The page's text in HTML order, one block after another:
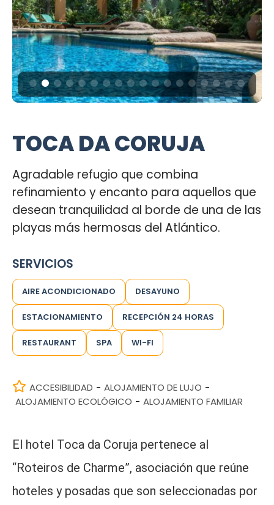
TOCA DA CORUJA
Agradable refugio que combina
refinamiento y encanto para aquellos que
desean tranquilidad al borde de una de las
playas más hermosas del Atlántico.
SERVICIOS
AIRE ACONDICIONADO DESAYUNO
ESTACIONAMIENTO RECEPCIÓN 24 HORAS
RESTAURANT SPA WI-FI
ACCESIBILIDAD - ALOJAMIENTO DE LUJO -
ALOJAMIENTO ECOLÓGICO - ALOJAMIENTO FAMILIAR
El hotel Toca da Coruja pertenece al
“Roteiros de Charme”, asociación que reúne
hoteles y posadas que son seleccionadas por